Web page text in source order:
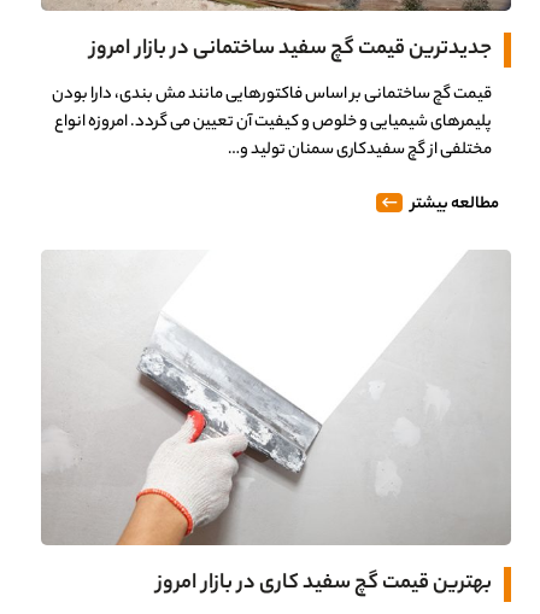
جدیدترین قیمت گچ سفید ساختمانی در بازار امروز
قیمت گچ ساختمانی بر اساس فاکتورهایی مانند مش بندی، دارا بودن
پلیمرهای شیمیایی و خلوص و کیفیت آن تعیین می گردد. امروزه انواع
مختلفی از گچ سفیدکاری سمنان تولید و…
مطالعه بیشتر
بهترین قیمت گچ سفید کاری در بازار امروز